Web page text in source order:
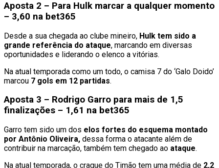
Aposta 2 – Para Hulk marcar a qualquer momento
– 3,60 na bet365
Desde a sua chegada ao clube mineiro, Hulk tem sido a
grande referência do ataque, marcando em diversas
oportunidades e liderando o elenco a vitórias.
Na atual temporada como um todo, o camisa 7 do ‘Galo Doido’
marcou 7 gols em 12 partidas.
Aposta 3 – Rodrigo Garro para mais de 1,5
finalizações – 1,61 na bet365
Garro tem sido um dos elos fortes do esquema montado
por Antônio Oliveira, dessa forma o atacante além de
contribuir na marcação, também tem chegado ao ataque.
Na atual temporada, o craque do Timão tem uma média de 2,2